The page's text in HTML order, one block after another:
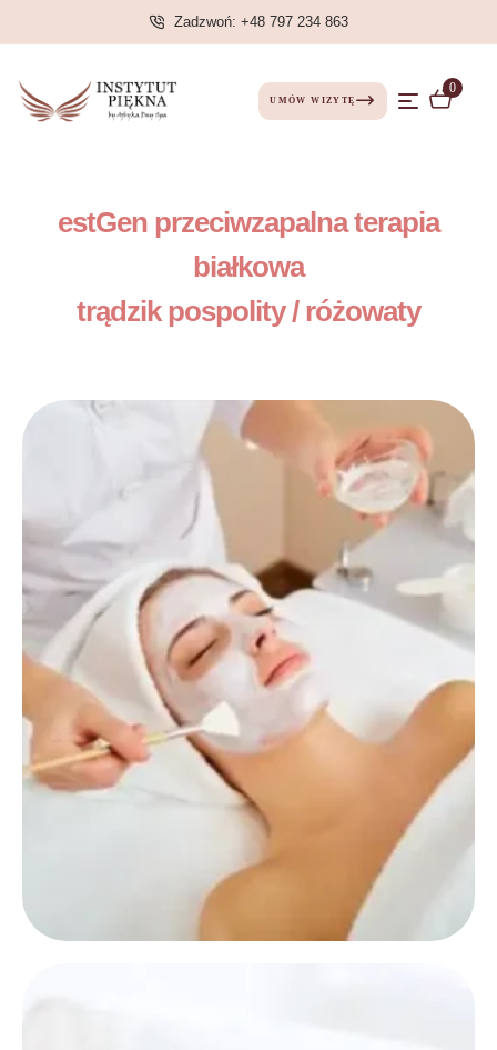
Zadzwoń: +48 797 234 863
UMÓW WIZYTĘ
0
estGen przeciwzapalna terapia
białkowa
trądzik pospolity / różowaty